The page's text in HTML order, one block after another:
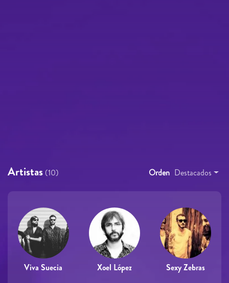
Artistas (10) Orden Destacados
Viva Suecia Xoel López Sexy Zebras